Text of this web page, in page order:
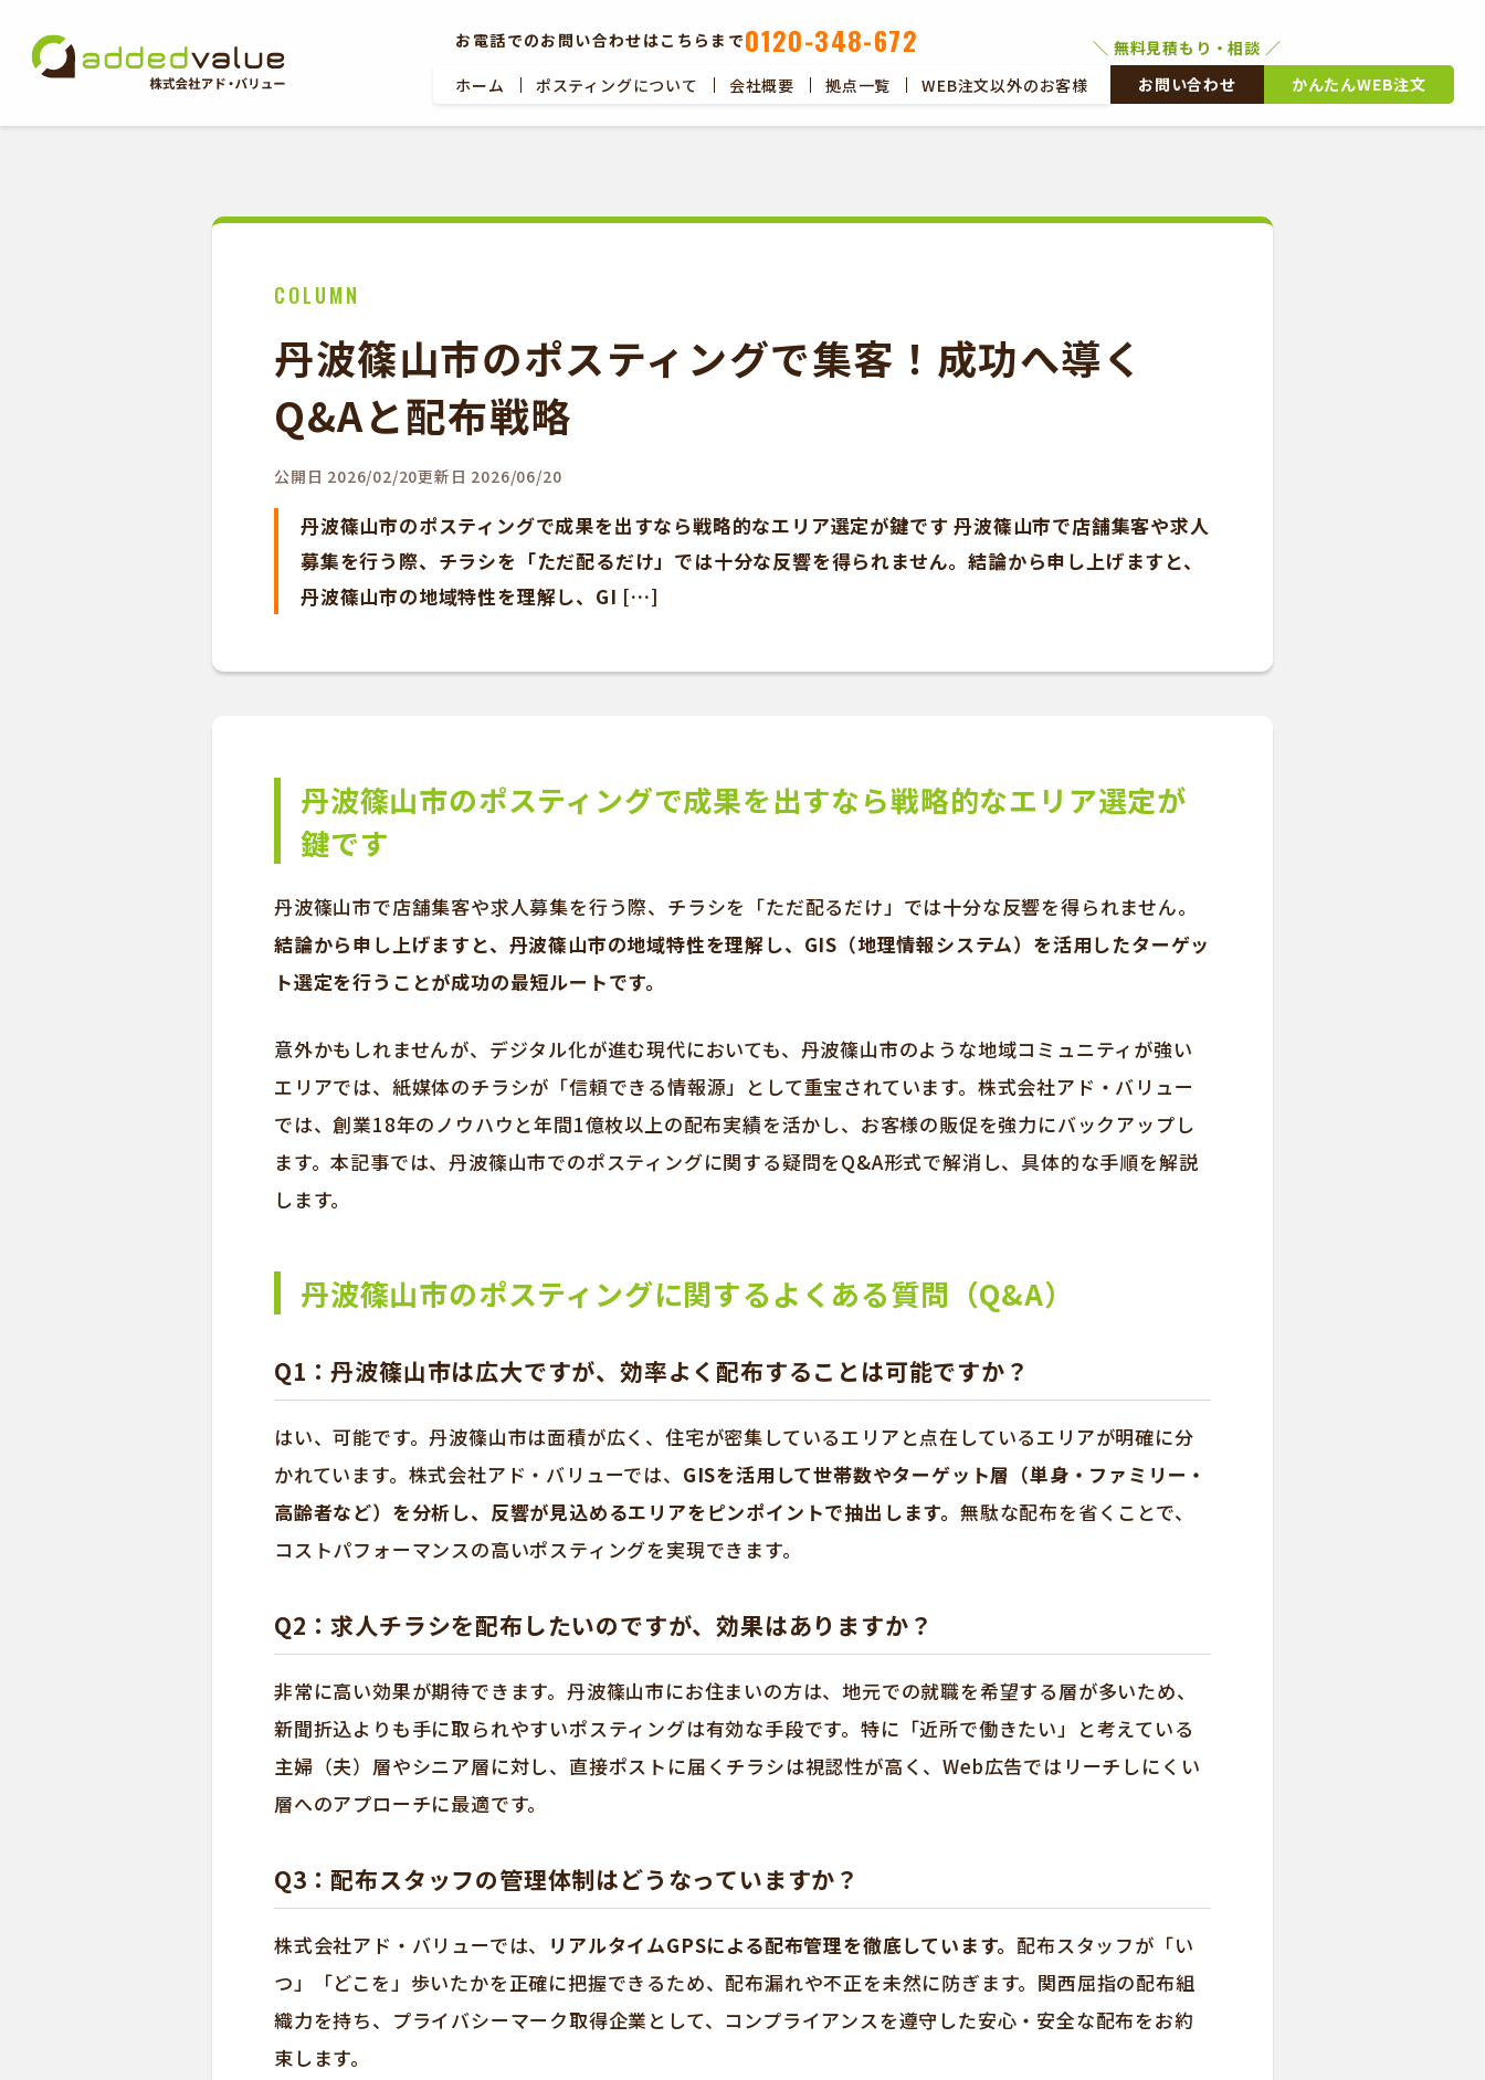
お電話でのお問い合わせはこちらまで0120-348-672
ホーム ポスティングについて 会社概要 拠点一覧 WEB注文以外のお客様 お問い合わせ かんたんWEB注文
COLUMN
丹波篠山市のポスティングで集客！成功へ導く
Q&Aと配布戦略
公開日 2026/02/20更新日 2026/06/20
丹波篠山市のポスティングで成果を出すなら戦略的なエリア選定が鍵です 丹波篠山市で店舗集客や求人
募集を行う際、チラシを「ただ配るだけ」では十分な反響を得られません。結論から申し上げますと、
丹波篠山市の地域特性を理解し、GI […]
丹波篠山市のポスティングで成果を出すなら戦略的なエリア選定が
鍵です
丹波篠山市で店舗集客や求人募集を行う際、チラシを「ただ配るだけ」では十分な反響を得られません。
結論から申し上げますと、丹波篠山市の地域特性を理解し、GIS（地理情報システム）を活用したターゲッ
ト選定を行うことが成功の最短ルートです。
意外かもしれませんが、デジタル化が進む現代においても、丹波篠山市のような地域コミュニティが強い
エリアでは、紙媒体のチラシが「信頼できる情報源」として重宝されています。株式会社アド・バリュー
では、創業18年のノウハウと年間1億枚以上の配布実績を活かし、お客様の販促を強力にバックアップし
ます。本記事では、丹波篠山市でのポスティングに関する疑問をQ&A形式で解消し、具体的な手順を解説
します。
丹波篠山市のポスティングに関するよくある質問（Q&A）
Q1：丹波篠山市は広大ですが、効率よく配布することは可能ですか？
はい、可能です。丹波篠山市は面積が広く、住宅が密集しているエリアと点在しているエリアが明確に分
かれています。株式会社アド・バリューでは、 GISを活用して世帯数やターゲット層（単身・ファミリー・
高齢者など）を分析し、反響が見込めるエリアをピンポイントで抽出します。 無駄な配布を省くことで、
コストパフォーマンスの高いポスティングを実現できます。
Q2：求人チラシを配布したいのですが、効果はありますか？
非常に高い効果が期待できます。丹波篠山市にお住まいの方は、地元での就職を希望する層が多いため、
新聞折込よりも手に取られやすいポスティングは有効な手段です。特に「近所で働きたい」と考えている
主婦（夫）層やシニア層に対し、直接ポストに届くチラシは視認性が高く、Web広告ではリーチしにくい
層へのアプローチに最適です。
Q3：配布スタッフの管理体制はどうなっていますか？
株式会社アド・バリューでは、 リアルタイムGPSによる配布管理を徹底しています。配布スタッフが「い
つ」「どこを」歩いたかを正確に把握できるため、配布漏れや不正を未然に防ぎます。関西屈指の配布組
織力を持ち、プライバシーマーク取得企業として、コンプライアンスを遵守した安心・安全な配布をお約
束します。